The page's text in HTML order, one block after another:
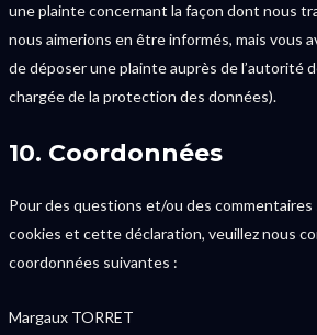
une plainte concernant la façon dont nous
nous aimerions en être informés, mais vous
de déposer une plainte auprès de l’autorité
chargée de la protection des données).
10. Coordonnées
Pour des questions et/ou des
cookies et cette déclaration, veuillez nous
coordonnées suivantes :
Margaux TORRET